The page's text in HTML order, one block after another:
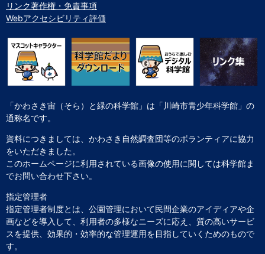
リンク著作権・免責事項
Webアクセシビリティ評価
「かわさき宙（そら）と緑の科学館」は「川崎市青少年科学館」の
通称名です。
資料につきましては、かわさき自然調査団等のボランティアに協力
をいただきました。
このホームページに利用されている画像の使用に関しては科学館ま
でお問い合わせ下さい。
指定管理者
指定管理者制度とは、公園管理において民間企業のアイディアや企
画などを導入して、利用者の多様なニーズに応え、質の高いサービ
スを提供、効果的・効率的な管理運用を目指していくためのもので
す。